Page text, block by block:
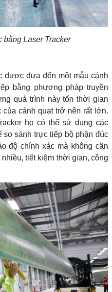
bằng Laser Tracker
được đưa đến một mẫu cánh
bằng phương pháp truyền
quá trình này tốn thời gian
cánh quạt trở nên rất lớn.
họ có thể sử dụng các
so sánh trực tiếp bộ phận đúc
độ chính xác mà không cần
tiết kiệm thời gian, công